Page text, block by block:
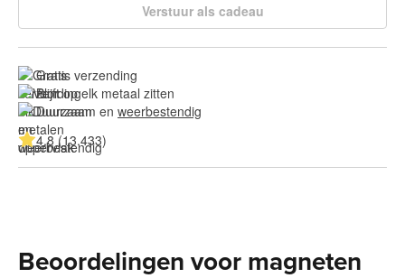
Verstuur als cadeau
Gratis verzending
Blijft op elk metaal zitten
Duurzaam en weerbestendig
4.8 (13.433)
Beoordelingen voor magneten